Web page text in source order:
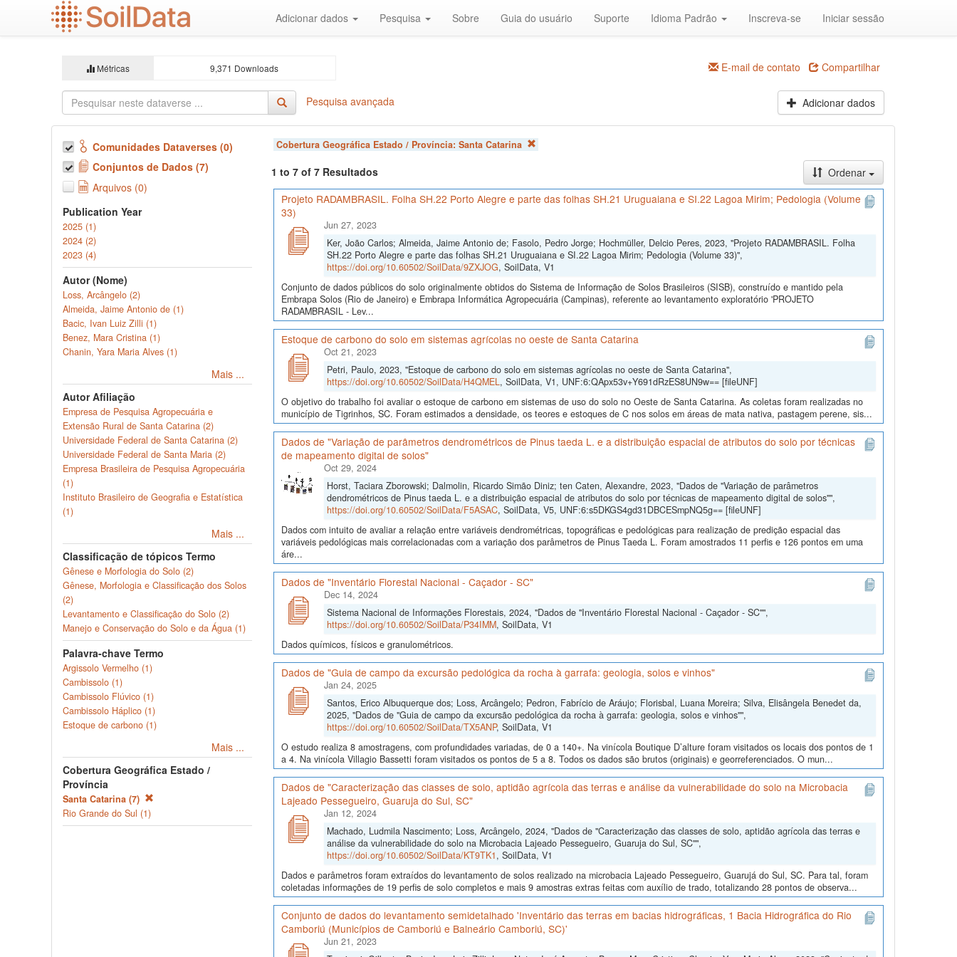
Adicionar dados Pesquisa Sobre Guia do usuário Suporte Idioma Padrão Inscreva-se Iniciar sessão
Métricas 9,371 Downloads E-mail de contato Compartilhar
Pesquisa avançada Adicionar dados
Comunidades Dataverses (0)
Conjuntos de Dados (7)
Arquivos (0)
Publication Year
2025 (1)
2024 (2)
2023 (4)
Autor (Nome)
Loss, Arcângelo (2)
Almeida, Jaime Antonio de (1)
Bacic, Ivan Luiz Zilli (1)
Benez, Mara Cristina (1)
Chanin, Yara Maria Alves (1)
Mais ...
Autor Afiliação
Empresa de Pesquisa Agropecuária e
Extensão Rural de Santa Catarina (2)
Universidade Federal de Santa Catarina (2)
Universidade Federal de Santa Maria (2)
Empresa Brasileira de Pesquisa Agropecuária
(1)
Instituto Brasileiro de Geografia e Estatística
(1)
Mais ...
Classificação de tópicos Termo
Gênese e Morfologia do Solo (2)
Gênese, Morfologia e Classificação dos Solos
(2)
Levantamento e Classificação do Solo (2)
Manejo e Conservação do Solo e da Água (1)
Palavra-chave Termo
Argissolo Vermelho (1)
Cambissolo (1)
Cambissolo Flúvico (1)
Cambissolo Háplico (1)
Estoque de carbono (1)
Mais ...
Cobertura Geográfica Estado /
Província
Santa Catarina (7)
Rio Grande do Sul (1)
Cobertura Geográfica Estado / Província: Santa Catarina
1 to 7 of 7 Resultados
Ordenar
Projeto RADAMBRASIL. Folha SH.22 Porto Alegre e parte das folhas SH.21 Uruguaiana e SI.22 Lagoa Mirim; Pedologia (Volume
33)
Jun 27, 2023
Ker, João Carlos; Almeida, Jaime Antonio de; Fasolo, Pedro Jorge; Hochmüller, Delcio Peres, 2023, "Projeto RADAMBRASIL. Folha
SH.22 Porto Alegre e parte das folhas SH.21 Uruguaiana e SI.22 Lagoa Mirim; Pedologia (Volume 33)",
https://doi.org/10.60502/SoilData/9ZXJOG, SoilData, V1
Conjunto de dados públicos do solo originalmente obtidos do Sistema de Informação de Solos Brasileiros (SISB), construído e mantido pela
Embrapa Solos (Rio de Janeiro) e Embrapa Informática Agropecuária (Campinas), referente ao levantamento exploratório 'PROJETO
RADAMBRASIL - Lev...
Estoque de carbono do solo em sistemas agrícolas no oeste de Santa Catarina
Oct 21, 2023
Petri, Paulo, 2023, "Estoque de carbono do solo em sistemas agrícolas no oeste de Santa Catarina",
https://doi.org/10.60502/SoilData/H4QMEL, SoilData, V1, UNF:6:QApx53v+Y691dRzES8UN9w== [fileUNF]
O objetivo do trabalho foi avaliar o estoque de carbono em sistemas de uso do solo no Oeste de Santa Catarina. As coletas foram realizadas no
município de Tigrinhos, SC. Foram estimados a densidade, os teores e estoques de C nos solos em áreas de mata nativa, pastagem perene, sis...
Dados de "Variação de parâmetros dendrométricos de Pinus taeda L. e a distribuição espacial de atributos do solo por técnicas
de mapeamento digital de solos"
Oct 29, 2024
Horst, Taciara Zborowski; Dalmolin, Ricardo Simão Diniz; ten Caten, Alexandre, 2023, "Dados de "Variação de parâmetros
dendrométricos de Pinus taeda L. e a distribuição espacial de atributos do solo por técnicas de mapeamento digital de solos"",
https://doi.org/10.60502/SoilData/F5ASAC, SoilData, V5, UNF:6:s5DKGS4gd31DBCESmpNQ5g== [fileUNF]
Dados com intuito de avaliar a relação entre variáveis dendrométricas, topográficas e pedológicas para realização de predição espacial das
variáveis pedológicas mais correlacionadas com a variação dos parâmetros de Pinus Taeda L. Foram amostrados 11 perfis e 126 pontos em uma
áre...
Dados de "Inventário Florestal Nacional - Caçador - SC"
Dec 14, 2024
Sistema Nacional de Informações Florestais, 2024, "Dados de "Inventário Florestal Nacional - Caçador - SC"",
https://doi.org/10.60502/SoilData/P34IMM, SoilData, V1
Dados químicos, físicos e granulométricos.
Dados de "Guia de campo da excursão pedológica da rocha à garrafa: geologia, solos e vinhos"
Jan 24, 2025
Santos, Erico Albuquerque dos; Loss, Arcângelo; Pedron, Fabrício de Aráujo; Florisbal, Luana Moreira; Silva, Elisângela Benedet da,
2025, "Dados de "Guia de campo da excursão pedológica da rocha à garrafa: geologia, solos e vinhos"",
https://doi.org/10.60502/SoilData/TX5ANP, SoilData, V1
O estudo realiza 8 amostragens, com profundidades variadas, de 0 a 140+. Na vinícola Boutique D’alture foram visitados os locais dos pontos de 1
a 4. Na vinícola Villagio Bassetti foram visitados os pontos de 5 a 8. Todos os dados são brutos (originais) e georreferenciados. O mun...
Dados de "Caracterização das classes de solo, aptidão agrícola das terras e análise da vulnerabilidade do solo na Microbacia
Lajeado Pessegueiro, Guaruja do Sul, SC"
Jan 12, 2024
Machado, Ludmila Nascimento; Loss, Arcângelo, 2024, "Dados de "Caracterização das classes de solo, aptidão agrícola das terras e
análise da vulnerabilidade do solo na Microbacia Lajeado Pessegueiro, Guaruja do Sul, SC"",
https://doi.org/10.60502/SoilData/KT9TK1, SoilData, V1
Dados e parâmetros foram extraídos do levantamento de solos realizado na microbacia Lajeado Pessegueiro, Guarujá do Sul, SC. Para tal, foram
coletadas informações de 19 perfis de solo completos e mais 9 amostras extras feitas com auxílio de trado, totalizando 28 pontos de observa...
Conjunto de dados do levantamento semidetalhado 'Inventário das terras em bacias hidrográficas, 1 Bacia Hidrográfica do Rio
Camboriú (Municípios de Camboriú e Balneário Camboriú, SC)'
Jun 21, 2023